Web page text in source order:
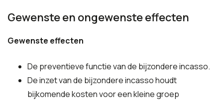
Gewenste en ongewenste effecten
Gewenste effecten
De preventieve functie van de bijzondere incasso.
De inzet van de bijzondere incasso houdt
bijkomende kosten voor een kleine groep